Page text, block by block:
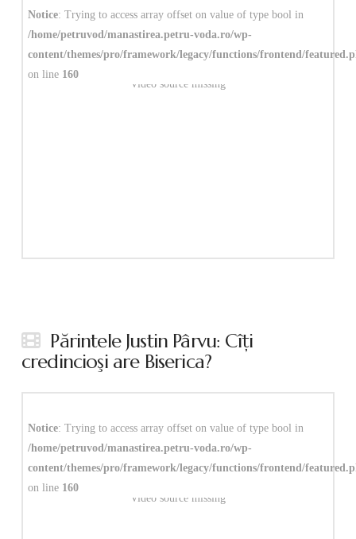
Notice: Trying to access array offset on value of type bool in
/home/petruvod/manastirea.petru-voda.ro/wp-
content/themes/pro/framework/legacy/functions/frontend/
on line 160
Video source missing
Părintele Justin Pârvu: Cîţi
credincioşi are Biserica?
Notice: Trying to access array offset on value of type bool in
/home/petruvod/manastirea.petru-voda.ro/wp-
content/themes/pro/framework/legacy/functions/frontend/
on line 160
Video source missing